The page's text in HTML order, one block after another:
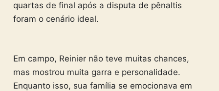
quartas de final após a disputa de pênaltis
foram o cenário ideal.
Em campo, Reinier não teve muitas chances,
mas mostrou muita garra e personalidade.
Enquanto isso, sua família se emocionava em